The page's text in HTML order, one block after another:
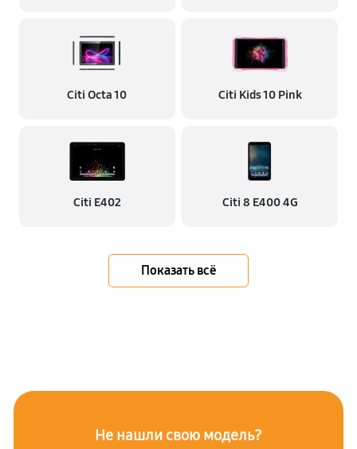
Citi Octa 10 Citi Kids 10 Pink
Citi E402 Citi 8 E400 4G
Показать всё
Не нашли свою модель?